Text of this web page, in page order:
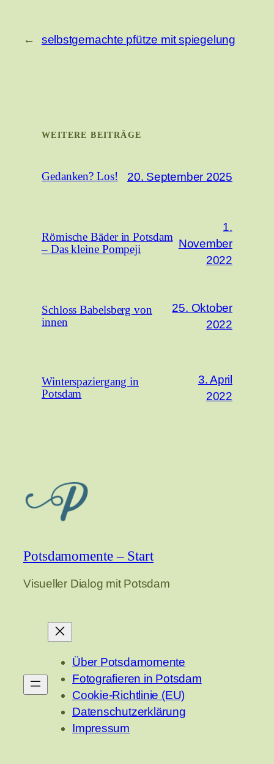
← selbstgemachte pfütze mit spiegelung
WEITERE BEITRÄGE
Gedanken? Los! 20. September 2025
Römische Bäder in Potsdam
– Das kleine Pompeji
1.
November
2022
Schloss Babelsberg von
innen
25. Oktober
2022
Winterspaziergang in
Potsdam
3. April
2022
Potsdamomente – Start
Visueller Dialog mit Potsdam
Über Potsdamomente
Fotografieren in Potsdam
Cookie-Richtlinie (EU)
Datenschutzerklärung
Impressum